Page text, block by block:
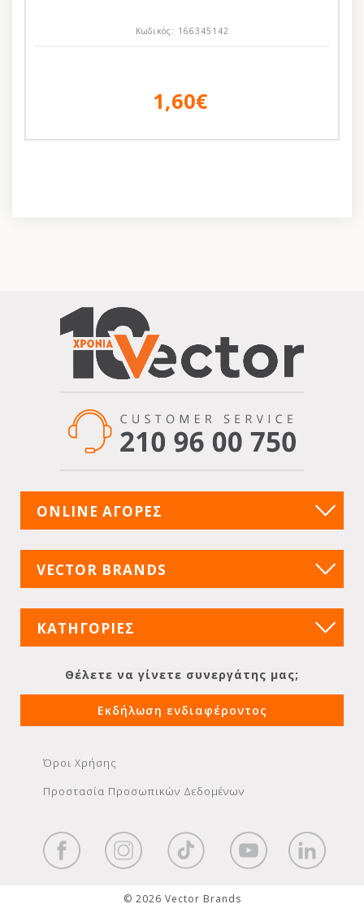
Κωδικός: 166345142
1,60€
ONLINE ΑΓΟΡΕΣ
VECTOR BRANDS
ΚΑΤΗΓΟΡΙΕΣ
Θέλετε να γίνετε συνεργάτης μας;
Εκδήλωση ενδιαφέροντος
Όροι Χρήσης
Προστασία Προσωπικών Δεδομένων
© 2026 Vector Brands